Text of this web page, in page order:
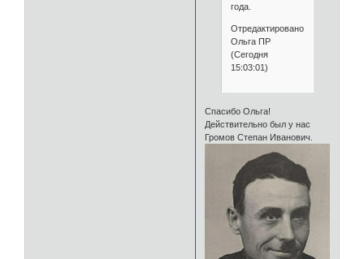
года.
Отредактировано
Ольга ПР
(Сегодня
15:03:01)
Спасибо Ольга!
Действительно был у нас
Громов Степан Иванович.